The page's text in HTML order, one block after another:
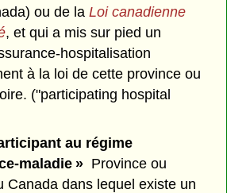
ou de laLoi canadienne
, et qui a mis sur pied un
hospitalisation
à la loi de cette province ou
("participating hospital
au régime
maladie » Province ou
Canada dans lequel existe un